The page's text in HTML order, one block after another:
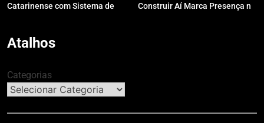
Catarinense com Sistema de
Construir Aí Marca Presença no
Atalhos
Categorias